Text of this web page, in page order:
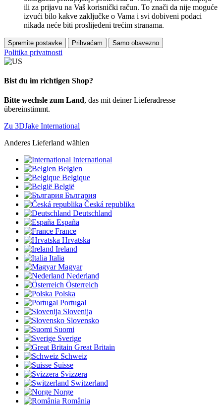
ili za prijavu na Vaš korisnički račun. To znači da nije moguće
izvući bilo kakve zaključke o Vama i svi dobiveni podaci
nikada neće biti proslijeđeni trećim stranama.
Spremite postavke Prihvaćam Samo obavezno
Politika privatnosti
Bist du im richtigen Shop?
Bitte wechsle zum Land, das mit deiner Lieferadresse
übereinstimmt.
Zu 3DJake International
Anderes Lieferland wählen
International
Belgien
Belgique
België
България
Česká republika
Deutschland
España
France
Hrvatska
Ireland
Italia
Magyar
Nederland
Österreich
Polska
Portugal
Slovenija
Slovensko
Suomi
Sverige
Great Britain
Schweiz
Suisse
Svizzera
Switzerland
Norge
România